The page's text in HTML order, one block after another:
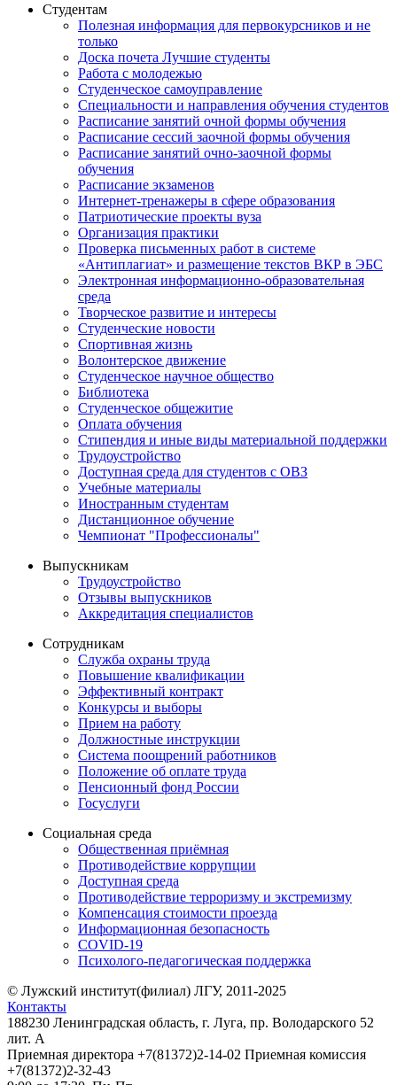
Студентам
Полезная информация для первокурсников и не
только
Доска почета Лучшие студенты
Работа с молодежью
Студенческое самоуправление
Специальности и направления обучения студентов
Расписание занятий очной формы обучения
Расписание сессий заочной формы обучения
Расписание занятий очно-заочной формы
обучения
Расписание экзаменов
Интернет-тренажеры в сфере образования
Патриотические проекты вуза
Организация практики
Проверка письменных работ в системе
«Антиплагиат» и размещение текстов ВКР в ЭБС
Электронная информационно-образовательная
среда
Творческое развитие и интересы
Студенческие новости
Спортивная жизнь
Волонтерское движение
Студенческое научное общество
Библиотека
Студенческое общежитие
Оплата обучения
Стипендия и иные виды материальной поддержки
Трудоустройство
Доступная среда для студентов с ОВЗ
Учебные материалы
Иностранным студентам
Дистанционное обучение
Чемпионат "Профессионалы"
Выпускникам
Трудоустройство
Отзывы выпускников
Аккредитация специалистов
Сотрудникам
Служба охраны труда
Повышение квалификации
Эффективный контракт
Конкурсы и выборы
Прием на работу
Должностные инструкции
Система поощрений работников
Положение об оплате труда
Пенсионный фонд России
Госуслуги
Социальная среда
Общественная приёмная
Противодействие коррупции
Доступная среда
Противодействие терроризму и экстремизму
Компенсация стоимости проезда
Информационная безопасность
COVID-19
Психолого-педагогическая поддержка
© Лужский институт(филиал) ЛГУ, 2011-2025
Контакты
188230 Ленинградская область, г. Луга, пр. Володарского 52
лит. А
Приемная директора +7(81372)2-14-02 Приемная комиссия
+7(81372)2-32-43